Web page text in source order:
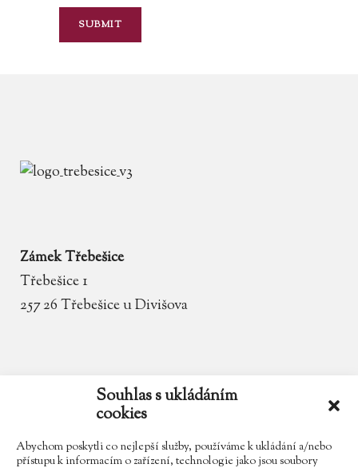
Souhlas s ukládáním
cookies
Abychom poskytli co nejlepší služby, používáme k ukládání a/nebo
přístupu k informacím o zařízení, technologie jako jsou soubory
Zámek Třebešice
Třebešice 1
257 26 Třebešice u Divišova
zamek.trebesice@volny.cz
602 354 467